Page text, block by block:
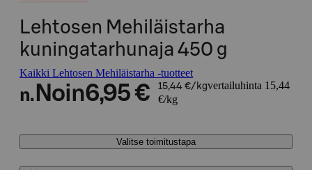
Lehtosen Mehiläistarha
kuningatarhunaja 450 g
Kaikki Lehtosen Mehiläistarha -tuotteet
n. Noin6,95 € 15,44 €/kgvertailuhinta 15,44
€/kg
Valitse toimitustapa